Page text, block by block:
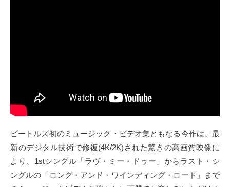
ビートルズ初のミュージック・ビデオ集ともなる今作は、最
新のデジタル技術で修復(4K/2K)された驚きの高画質映像に
より、1stシングル「ラヴ・ミー・ドゥー」からラスト・シ
ングルの「ロング・アンド・ワインディング・ロード」まで